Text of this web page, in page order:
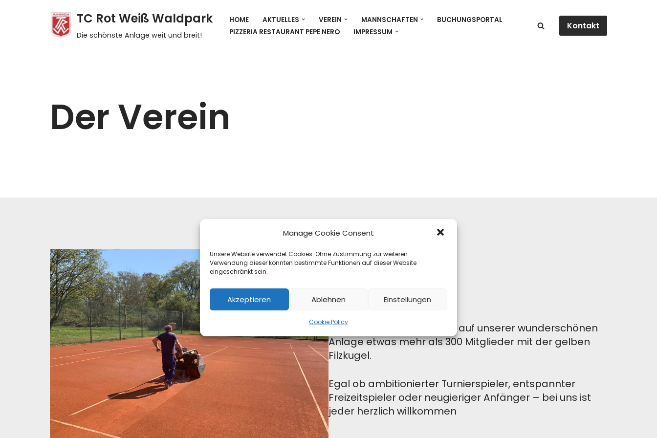
Manage Cookie Consent
Unsere Website verwendet Cookies. Ohne Zustimmung zur weiteren
Verwendung dieser könnten bestimmte Funktionen auf dieser Website
eingeschränkt sein.
Akzeptieren Ablehnen Einstellungen
Cookie Policy
TC Rot Weiß Waldpark
Die schönste Anlage weit und breit!
HOME AKTUELLES VEREIN MANNSCHAFTEN
BUCHUNGSPORTAL
PIZZERIA RESTAURANT PEPE NERO
IMPRESSUM
Kontakt
Der Verein
Der Verein
Auf 8 Sandplätzen spielen auf unserer wunderschönen
Anlage etwas mehr als 300 Mitglieder mit der gelben
Filzkugel.
Egal ob ambitionierter Turnierspieler, entspannter
Freizeitspieler oder neugieriger Anfänger – bei uns ist
jeder herzlich willkommen